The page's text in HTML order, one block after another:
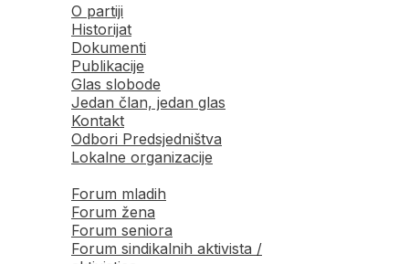
O partiji
Historijat
Dokumenti
Publikacije
Glas slobode
Jedan član, jedan glas
Kontakt
Odbori Predsjedništva
Lokalne organizacije
Forum mladih
Forum žena
Forum seniora
Forum sindikalnih aktivista /